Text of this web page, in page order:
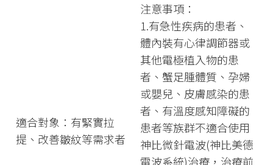
適合對象：有緊實拉
提、改善皺紋等需求者
注意事項：
1.有急性疾病的患者、
體內裝有⼼律調節器或
其他電極植入物的患
者、蟹足腫體質、孕婦
或嬰兒、皮膚感染的患
者、有溫度感知障礙的
患者等族群不適合使用
神比微針電波(神比美德
電波系統)治療，治療前